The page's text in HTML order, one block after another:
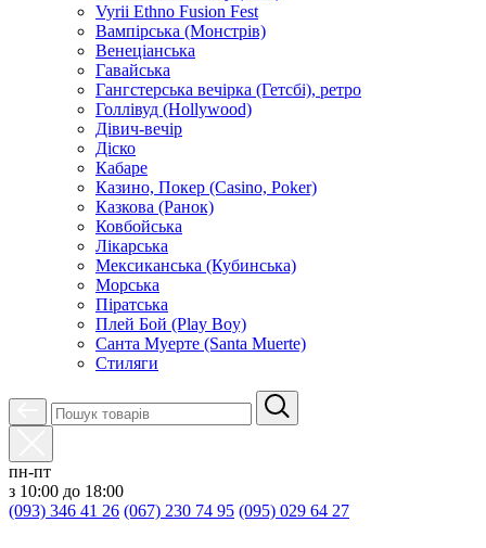
Vyrii Ethno Fusion Fest
Вампірська (Монстрів)
Венеціанська
Гавайська
Гангстерська вечірка (Гетсбі), ретро
Голлівуд (Hollywood)
Дівич-вечір
Діско
Кабаре
Казино, Покер (Casino, Poker)
Казкова (Ранок)
Ковбойська
Лікарська
Мексиканська (Кубинська)
Морська
Піратська
Плей Бой (Play Boy)
Санта Муерте (Santa Muerte)
Стиляги
пн-пт
з 10:00 до 18:00
(093) 346 41 26 (067) 230 74 95 (095) 029 64 27